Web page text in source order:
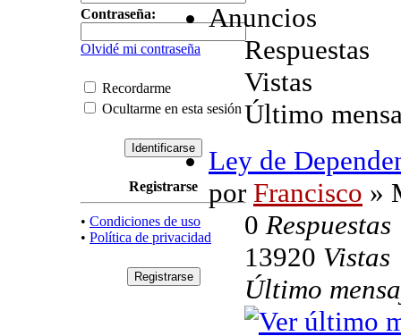
Contraseña:
Olvidé mi contraseña
Recordarme
Ocultarme en esta sesión
Registrarse
• Condiciones de uso
• Política de privacidad
Anuncios
Respuestas
Vistas
Último
Ley de
por Francisco »
0 Respuestas
13920 Vistas
Último